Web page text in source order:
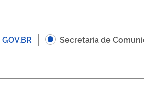
GOV.BR Secretaria de